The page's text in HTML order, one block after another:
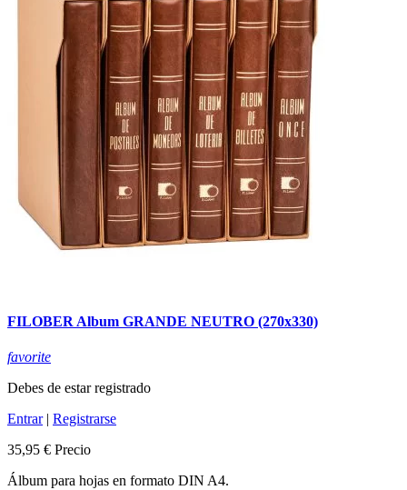
FILOBER Album GRANDE NEUTRO (270x330)
favorite
Debes de estar registrado
Entrar| Registrarse
35,95 € Precio
Álbum para hojas en formato DIN A4.